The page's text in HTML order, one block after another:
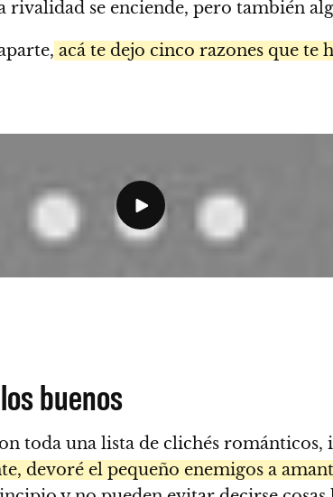
rivalidad se enciende, pero también
acá te dejo cinco razones que te
buenos
toda una lista de clichés
devoré el pequeño enemigos a